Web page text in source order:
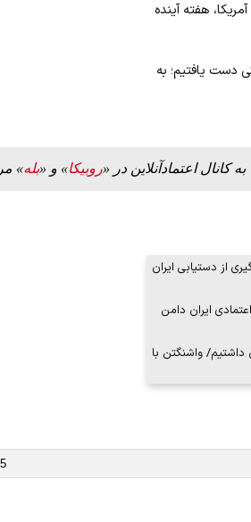
هفته آینده
دست یافتیم؛ به
کانال اعتمادآنلاین در «روبیکا» و «بله»
از دستیابی ایران
ایران دامن
واشنگتن با